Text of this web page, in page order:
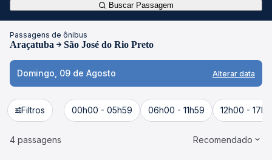
Buscar Passagem
Passagens de ônibus
Araçatuba São José do Rio Preto
Domingo, 09 de Agosto Alterar data
Filtros 00h00 - 05h59 06h00 - 11h59 12h00 -
4 passagens Recomendado